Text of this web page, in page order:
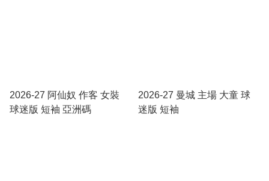
2026-27 阿仙奴 作客 女裝
球迷版 短袖 亞洲碼
2026-27 曼城 主場 大童 球
迷版 短袖